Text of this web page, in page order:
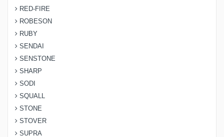
RED-FIRE
ROBESON
RUBY
SENDAI
SENSTONE
SHARP
SODI
SQUALL
STONE
STOVER
SUPRA